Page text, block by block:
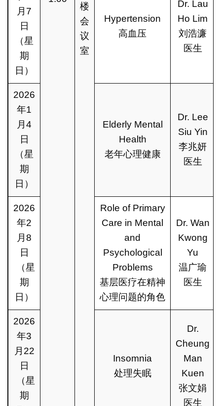
楼
会
议
室
月7
日
（星
期
日）
Hypertension
高血压
Dr. Lau
Ho Lim
刘浩濂
医生
2026
年1
月4
日
（星
期
日）
Elderly Mental
Health
老年心理健康
Dr. Lee
Siu Yin
李兆妍
医生
2026
年2
月8
日
（星
期
日）
Role of Primary
Care in Mental
and
Psychological
Problems
基层医疗在精神
心理问题的角色
Dr. Wan
Kwong
Yu
温广瑜
医生
2026
年3
月22
日
（星
期
Insomnia
处理失眠
Dr.
Cheung
Man
Kuen
张文娟
医生